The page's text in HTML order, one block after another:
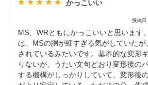
かっこいい
投稿
MS、WRともにかっこいいと思います
は、MSの胴が細すぎる気がしていたが
されているみたいです。基本的な変形
りないが、うたい文句どおり変形後の
する機構がしっかりしていて、変形後